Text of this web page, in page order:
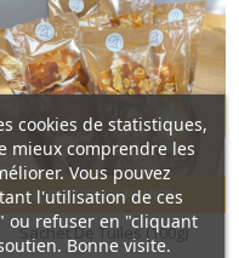
AJOUTER AU PANIER
Sachet De Tuiles (100g)
cookies de statistiques,
mieux comprendre les
Vous pouvez
l'utilisation de ces
ou refuser en "cliquant
Bonne visite.